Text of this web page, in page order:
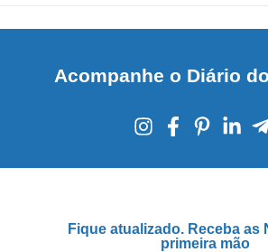
Acompanhe o Diário
Fique atualizado. Receba as
primeira mão